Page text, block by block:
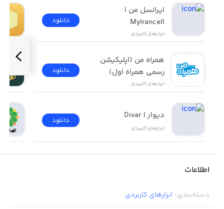
MyIrancell
ابزار‌های کاربردی
دانلود
رسمی همراه اول)
ابزار‌های کاربردی
دانلود
دیوار | Divar
ابزار‌های کاربردی
دانلود
اطلاعات
دسته‌بندی: ابزار‌های کاربردی